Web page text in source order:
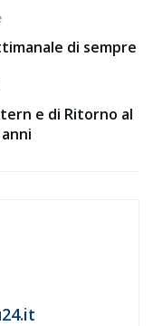
di sempre
e di Ritorno al